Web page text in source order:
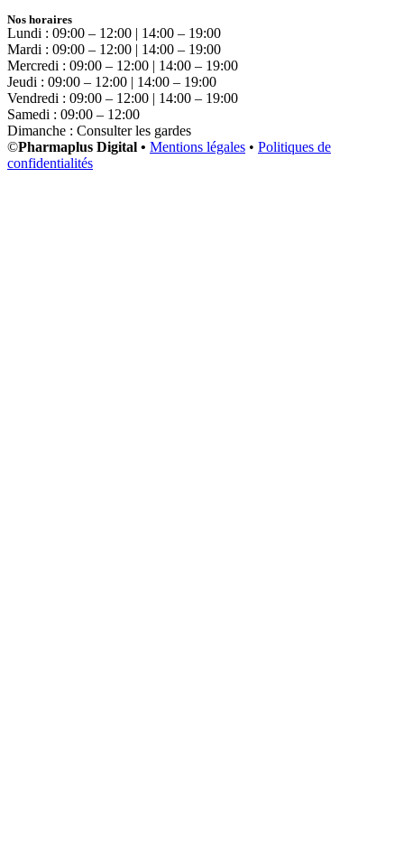
Nos horaires
Lundi : 09:00 – 12:00 | 14:00 – 19:00
Mardi : 09:00 – 12:00 | 14:00 – 19:00
Mercredi : 09:00 – 12:00 | 14:00 – 19:00
Jeudi : 09:00 – 12:00 | 14:00 – 19:00
Vendredi : 09:00 – 12:00 | 14:00 – 19:00
Samedi : 09:00 – 12:00
Dimanche : Consulter les gardes
©Pharmaplus Digital • Mentions légales • Politiques de
confidentialités